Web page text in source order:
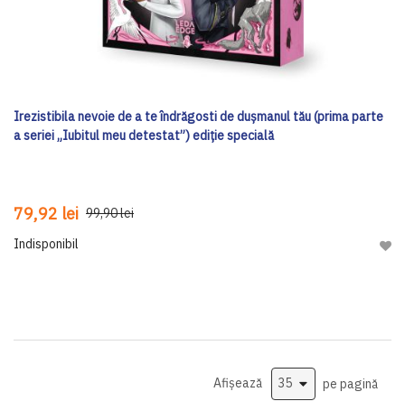
Irezistibila nevoie de a te îndrăgosti de dușmanul tău (prima parte
a seriei „Iubitul meu detestat”) ediţie specială
79,92 lei 99,90 lei
Indisponibil
Afișează pe pagină